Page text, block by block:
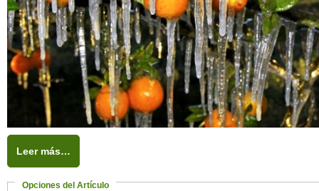
Leer más…
Opciones del Artículo